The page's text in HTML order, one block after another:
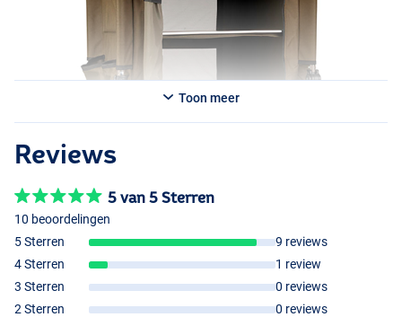
Toon meer
Reviews
5 van 5 Sterren
10 beoordelingen
5 Sterren
9 reviews
4 Sterren
1 review
3 Sterren
0 reviews
2 Sterren
0 reviews